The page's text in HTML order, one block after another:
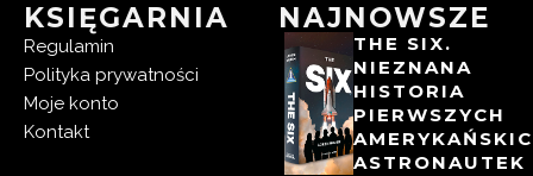
KSIĘGARNIA
Regulamin
Polityka prywatności
Moje konto
Kontakt
NAJNOWSZE
THE SIX.
NIEZNANA
HISTORIA
PIERWSZYCH
ASTRONAUTEK